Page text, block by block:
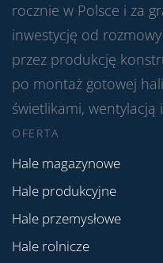
rocznie w Polsce i za
inwestycję od
przez produkcję
po montaż gotowej
świetlikami, wentylacją
OFERTA
Hale magazynowe
Hale produkcyjne
Hale przemysłowe
Hale rolnicze